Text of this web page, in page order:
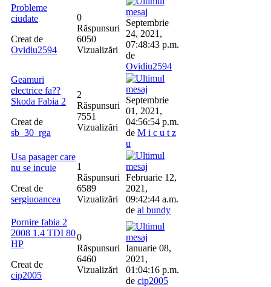
Probleme
ciudate
Creat de
Ovidiu2594
0
Răspunsuri
6050
Vizualizări
Septembrie
24, 2021,
07:48:43 p.m.
de
Ovidiu2594
Geamuri
electrice fa??
Skoda Fabia 2
Creat de
sb_30_rga
2
Răspunsuri
7551
Vizualizări
Septembrie
01, 2021,
04:56:54 p.m.
de M i c u t z
u
Usa pasager care
nu se incuie
Creat de
sergiuoancea
1
Răspunsuri
6589
Vizualizări
Februarie 12,
2021,
09:42:44 a.m.
de al bundy
Pornire fabia 2
2008 1.4 TDI 80
HP
Creat de
cip2005
0
Răspunsuri
6460
Vizualizări
Ianuarie 08,
2021,
01:04:16 p.m.
de cip2005